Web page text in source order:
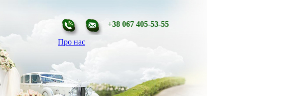
Про нас
+38 067 405-53-55